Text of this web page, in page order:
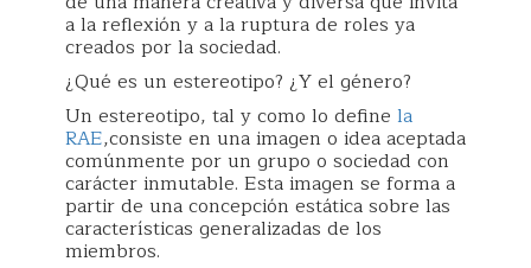
a la reflexión y a la ruptura de roles ya
creados por la sociedad.
¿Qué es un estereotipo? ¿Y el género?
Un estereotipo, tal y como lo define la
RAE,consiste en una imagen o idea aceptada
comúnmente por un grupo o sociedad con
carácter inmutable. Esta imagen se forma a
partir de una concepción estática sobre las
características generalizadas de los
miembros.